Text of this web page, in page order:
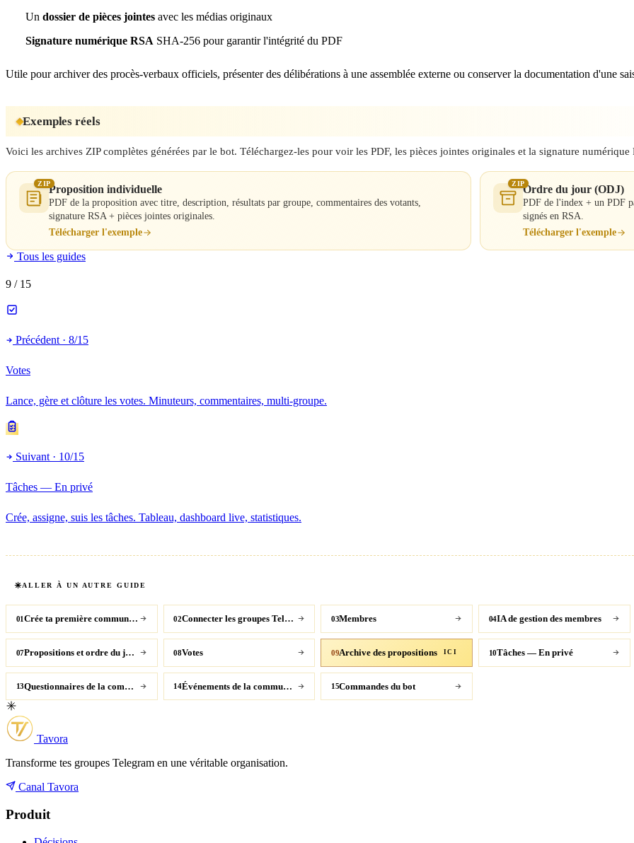
Un dossier de pièces jointes avec les médias originaux
Signature numérique RSA SHA-256 pour garantir l'intégrité du PDF
Utile pour archiver des procès-verbaux officiels, présenter des délibérations à une assemblée externe ou conserver la documentation d'une
Exemples réels
Voici les archives ZIP complètes générées par le bot. Téléchargez-les pour voir les PDF, les pièces jointes originales et la signature numérique
ZIPProposition individuelle
PDF de la proposition avec titre, description, résultats par groupe, commentaires des votants,
signature RSA + pièces jointes originales.
Télécharger l'exemple
ZIPOrdre du jour (ODJ)
PDF de l'index + un PDF
signés en RSA.
Télécharger l'exemple
Tous les guides
9 / 15
Précédent · 8/15
Votes
Lance, gère et clôture les votes. Minuteurs, commentaires, multi-groupe.
Suivant · 10/15
Tâches — En privé
Crée, assigne, suis les tâches. Tableau, dashboard live, statistiques.
ALLER À UN AUTRE GUIDE
01 Crée ta première communauté 02 Connecter les groupes Telegram 03Membres 04IA de gestion des membres
07 Propositions et ordre du jour 08Votes 09Archive des propositions ICI 10Tâches — En privé
13 Questionnaires de la communauté 14 Événements de la communauté 15Commandes du bot
Tavora
Transforme tes groupes Telegram en une véritable organisation.
Canal Tavora
Produit